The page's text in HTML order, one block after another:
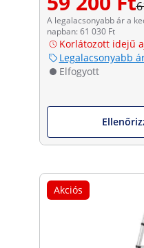
A legalacsonyabb ár a
napban: 61 030 Ft
Korlátozott idejű
Legalacsonyabb
Elfogyott
Akciós